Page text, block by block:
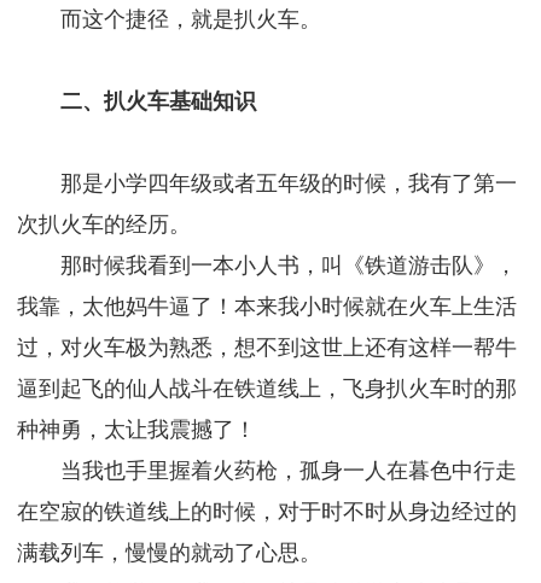
而这个捷径，就是扒火车。
二、扒火车基础知识
那是小学四年级或者五年级的时候，我有了第一
次扒火车的经历。
那时候我看到一本小人书，叫《铁道游击队》，
我靠，太他妈牛逼了！本来我小时候就在火车上生活
过，对火车极为熟悉，想不到这世上还有这样一帮牛
逼到起飞的仙人战斗在铁道线上，飞身扒火车时的那
种神勇，太让我震撼了！
当我也手里握着火药枪，孤身一人在暮色中行走
在空寂的铁道线上的时候，对于时不时从身边经过的
满载列车，慢慢的就动了心思。